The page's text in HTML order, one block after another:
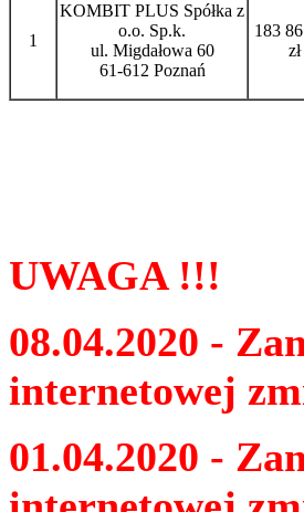
1
KOMBIT PLUS Spółka z
o.o. Sp.k.
ul. Migdałowa 60
61-612 Poznań
183
zł
UWAGA !!!
08.04.2020 -
internetowej
01.04.2020 -